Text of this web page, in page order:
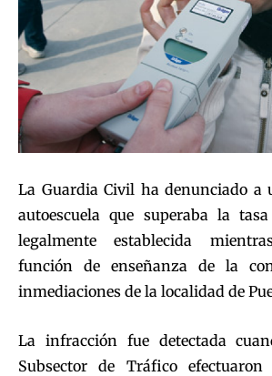
La Guardia Civil ha denunciado a
autoescuela que superaba la
legalmente establecida
función de enseñanza de la
inmediaciones de la localidad de
La infracción fue detectada
Subsector de Tráfico